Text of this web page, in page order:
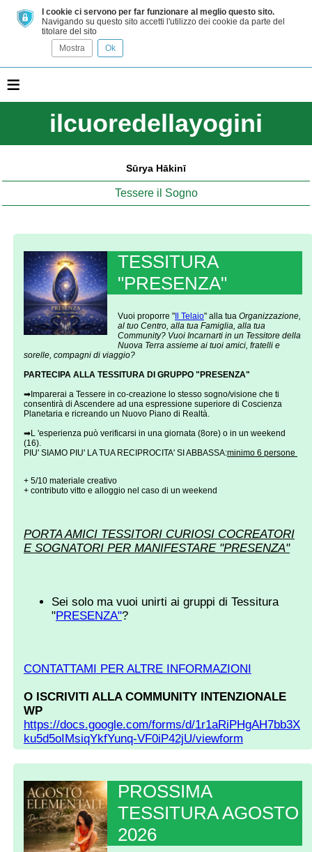
I cookie ci servono per far funzionare al meglio questo sito.
Navigando su questo sito accetti l'utilizzo dei cookie da parte del
titolare del sito
Mostra
Ok
≡
ilcuoredellayogini
Sūrya Hākinī
Tessere il Sogno
TESSITURA
"PRESENZA"
Vuoi proporre "Il Telaio" alla tua Organizzazione,
al tuo Centro, alla tua Famiglia, alla tua
Community? Vuoi Incarnarti in un Tessitore della
Nuova Terra assieme ai tuoi amici, fratelli e
sorelle, compagni di viaggio?
PARTECIPA ALLA TESSITURA DI GRUPPO "PRESENZA"
‌‌➡Imparerai a Tessere in co-creazione lo stesso sogno/visione che ti
consentirà di Ascendere ad una espressione superiore di Coscienza
Planetaria e ricreando un Nuovo Piano di Realtà.
➡L 'esperienza può verificarsi in una giornata (8ore) o in un weekend
(16).
PIU' SIAMO PIU' LA TUA RECIPROCITA' SI ABBASSA:minimo 6 persone
+ 5/10 materiale creativo
+ contributo vitto e alloggio nel caso di un weekend
PORTA AMICI TESSITORI CURIOSI COCREATORI
E SOGNATORI PER MANIFESTARE "PRESENZA"
Sei solo ma vuoi unirti ai gruppi di Tessitura
"PRESENZA"?
CONTATTAMI PER ALTRE INFORMAZIONI
O ISCRIVITI ALLA COMMUNITY INTENZIONALE
WP
https://docs.google.com/forms/d/1r1aRiPHgAH7bb3X
ku5d5oIMsiqYkfYunq-VF0iP42jU/viewform
PROSSIMA
TESSITURA AGOSTO
2026